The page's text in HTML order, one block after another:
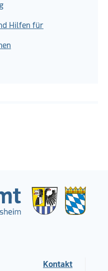
Hilfen für
Kontakt